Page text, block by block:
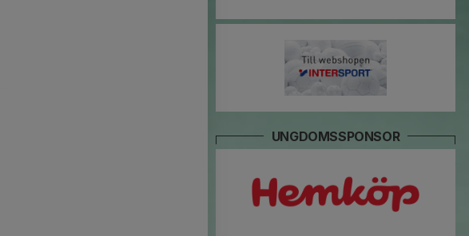
UNGDOMSSPONSOR